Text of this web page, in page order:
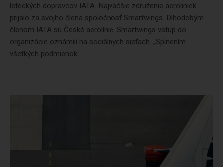
leteckých dopravcov IATA. Najväčšie združenie aeroliniek
prijalo za svojho člena spoločnosť Smartwings. Dlhodobým
členom IATA sú České aerolínie. Smartwings vstup do
organizácie oznámili na sociálnych sieťach. „Splnením
všetkých podmienok...